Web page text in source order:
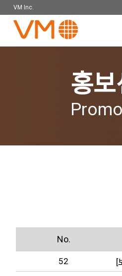
VM Inc.
홍보
No.
52 [